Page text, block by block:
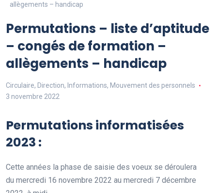
allègements – handicap
Permutations – liste d’aptitude
– congés de formation –
allègements – handicap
Circulaire, Direction, Informations, Mouvement des personnels
3 novembre 2022
Permutations informatisées
2023 :
Cette années la phase de saisie des voeux se déroulera
du mercredi 16 novembre 2022 au mercredi 7 décembre